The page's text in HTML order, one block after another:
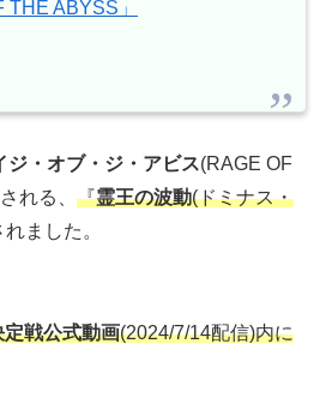
ABYSS」
ジ・オブ・ジ・アビス(RAGE OF
れる、 『霊王の波動(ドミナス・
れました。
定戦公式動画(2024/7/14配信)内に